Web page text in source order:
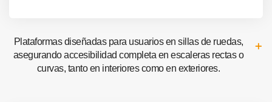
Plataformas diseñadas para usuarios en sillas de ruedas,
asegurando accesibilidad completa en escaleras rectas o
curvas, tanto en interiores como en exteriores.